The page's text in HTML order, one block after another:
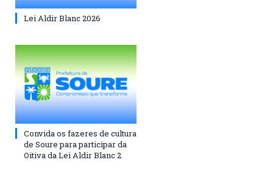
Lei Aldir Blanc 2026
Convida os fazeres de cultura
de Soure para participar da
Oitiva da Lei Aldir Blanc 2